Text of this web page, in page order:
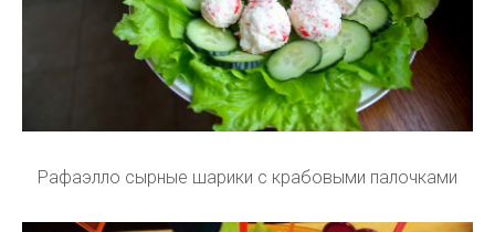
Рафаэлло сырные шарики с крабовыми палочками